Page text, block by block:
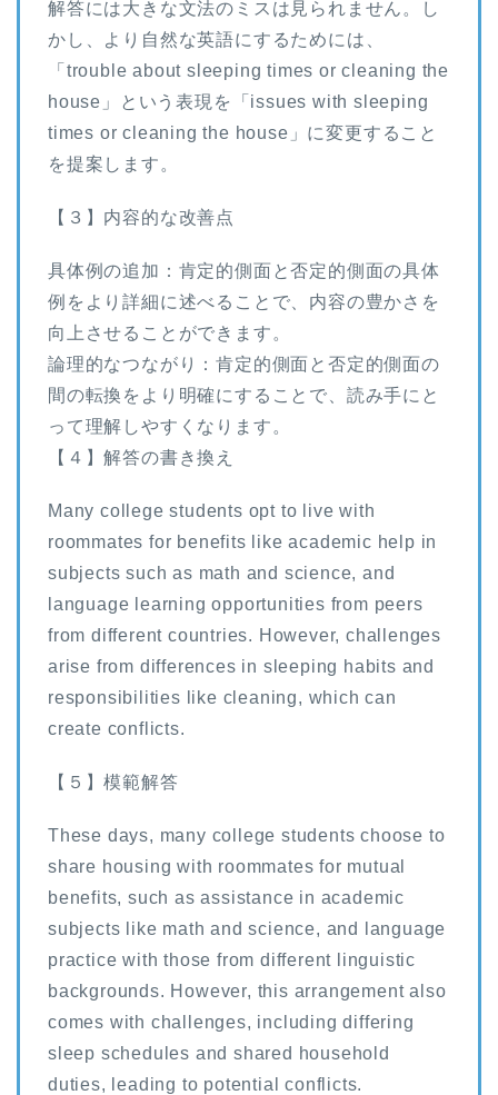
解答には大きな文法のミスは見られません。し
かし、より自然な英語にするためには、
「trouble about sleeping times or cleaning the
house」という表現を「issues with sleeping
times or cleaning the house」に変更すること
を提案します。
【３】内容的な改善点
具体例の追加：肯定的側面と否定的側面の具体
例をより詳細に述べることで、内容の豊かさを
向上させることができます。
論理的なつながり：肯定的側面と否定的側面の
間の転換をより明確にすることで、読み手にと
って理解しやすくなります。
【４】解答の書き換え
Many college students opt to live with
roommates for benefits like academic help in
subjects such as math and science, and
language learning opportunities from peers
from different countries. However, challenges
arise from differences in sleeping habits and
responsibilities like cleaning, which can
create conflicts.
【５】模範解答
These days, many college students choose to
share housing with roommates for mutual
benefits, such as assistance in academic
subjects like math and science, and language
practice with those from different linguistic
backgrounds. However, this arrangement also
comes with challenges, including differing
sleep schedules and shared household
duties, leading to potential conflicts.